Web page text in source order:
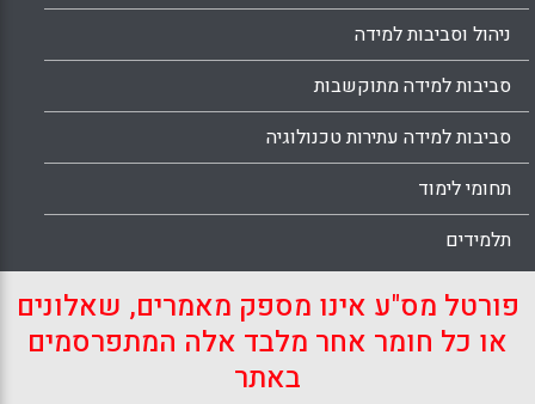
ניהול וסביבות למידה
סביבות למידה מתוקשבות
סביבות למידה עתירות טכנולוגיה
תחומי לימוד
תלמידים
פורטל מס"ע אינו מספק מאמרים, שאלונים
או כל חומר אחר מלבד אלה המתפרסמים
באתר